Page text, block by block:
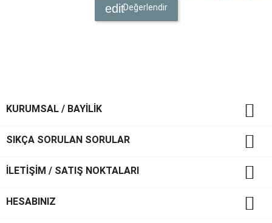
Değerlendir
KURUMSAL / BAYİLİK 
SIKÇA SORULAN SORULAR 
İLETİŞİM / SATIŞ NOKTALARI 
HESABINIZ 